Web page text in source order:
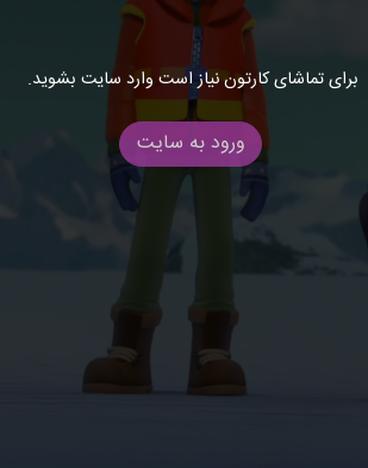
برای تماشای کارتون نیاز است وارد سایت بشوید.
ورود به سایت